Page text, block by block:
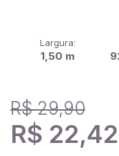
Largura:
1,50 m
R$ 29,90
R$ 22,42